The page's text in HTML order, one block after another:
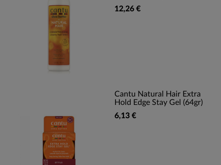
12,26 €
Cantu Natural Hair Extra
Hold Edge Stay Gel (64gr)
6,13 €